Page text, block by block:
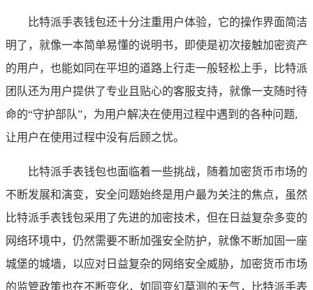
比特派手表钱包还十分注重用户体验，它的操作界面简洁
明了，就像一本简单易懂的说明书，即使是初次接触加密资产
的用户，也能如同在平坦的道路上行走一般轻松上手，比特派
团队还为用户提供了专业且贴心的客服支持，就像一支随时待
命的“守护部队”，为用户解决在使用过程中遇到的各种问题,
让用户在使用过程中没有后顾之忧。
比特派手表钱包也面临着一些挑战，随着加密货币市场的
不断发展和演变，安全问题始终是用户最为关注的焦点，虽然
比特派手表钱包采用了先进的加密技术，但在日益复杂多变的
网络环境中，仍然需要不断加强安全防护，就像不断加固一座
城堡的城墙，以应对日益复杂的网络安全威胁，加密货币市场
的监管政策也在不断变化，如同变幻莫测的天气，比特派手表